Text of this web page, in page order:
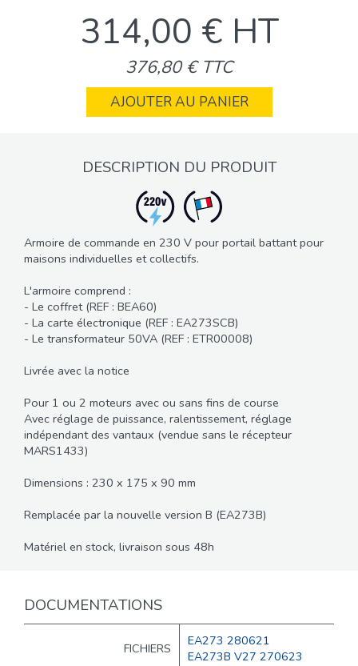
314,00 € HT
376,80 € TTC
AJOUTER AU PANIER
DESCRIPTION DU PRODUIT
Armoire de commande en 230 V pour portail battant pour
maisons individuelles et collectifs.
L'armoire comprend :
- Le coffret (REF : BEA60)
- La carte électronique (REF : EA273SCB)
- Le transformateur 50VA (REF : ETR00008)
Livrée avec la notice
Pour 1 ou 2 moteurs avec ou sans fins de course
Avec réglage de puissance, ralentissement, réglage
indépendant des vantaux (vendue sans le récepteur
MARS1433)
Dimensions : 230 x 175 x 90 mm
Remplacée par la nouvelle version B (EA273B)
Matériel en stock, livraison sous 48h
DOCUMENTATIONS
FICHIERS
EA273 280621
EA273B V27 270623